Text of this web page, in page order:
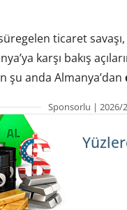
ticaret
karşı bakış
şu anda Almanya’dan
Sponsorlu | 2026/